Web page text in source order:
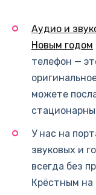
Аудио и
Новым годом
телефон —
можете
У нас на
звуковых и
всегда без
Крёстным на